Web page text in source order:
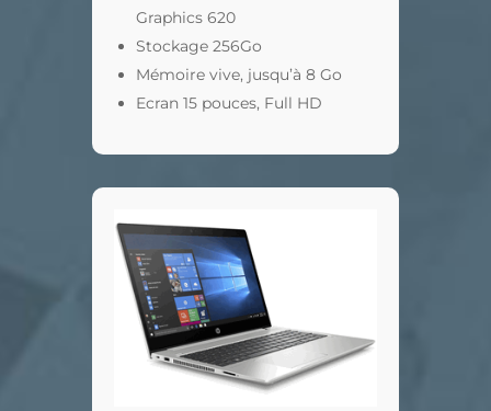
Graphics 620
Stockage 256Go
Mémoire vive, jusqu’à 8 Go
Ecran 15 pouces, Full HD